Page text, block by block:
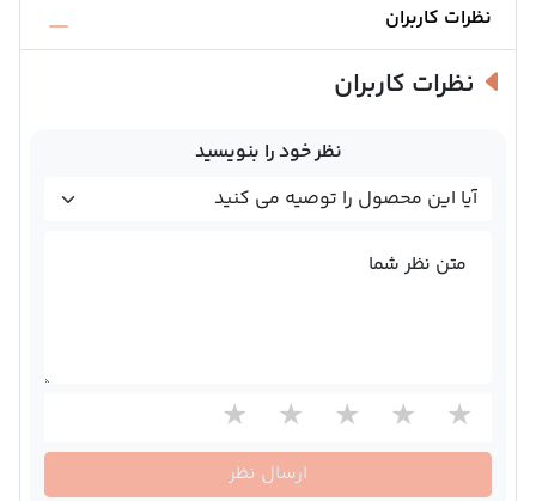
نظرات کاربران
نظرات کاربران
نظر خود را بنویسید
متن نظر شما
ارسال نظر